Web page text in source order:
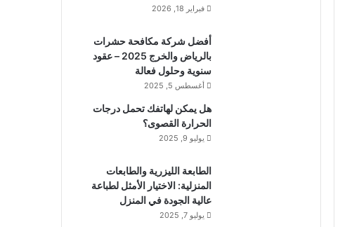
فبراير 18, 2026
أفضل شركة مكافحة حشرات
بالرياض والخرج 2025 – عقود
سنوية وحلول فعالة
أغسطس 5, 2025
هل يمكن لهاتفك تحمل درجات
الحرارة القصوى؟
يوليو 9, 2025
الطابعة الليزرية والطابعات
المنزلية: الاختيار الأمثل لطباعة
عالية الجودة في المنزل
يوليو 7, 2025